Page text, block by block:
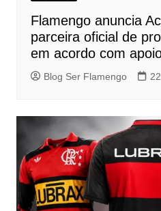
Flamengo anuncia
parceira oficial de
em acordo com
Blog Ser Flamengo